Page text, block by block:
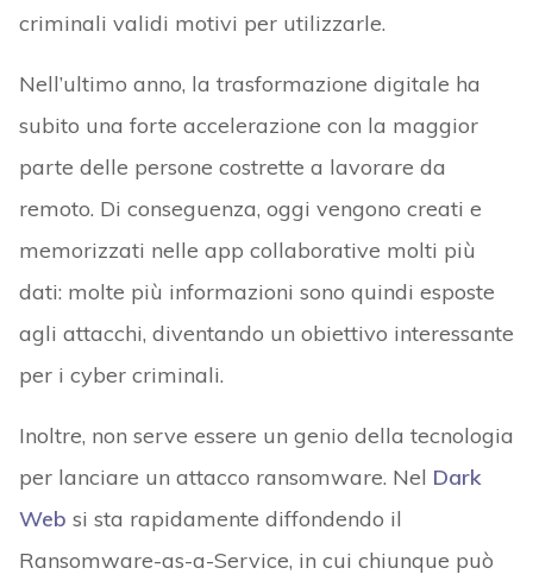
criminali validi motivi per utilizzarle.
Nell’ultimo anno, la trasformazione digitale ha
subito una forte accelerazione con la maggior
parte delle persone costrette a lavorare da
remoto. Di conseguenza, oggi vengono creati e
memorizzati nelle app collaborative molti più
dati: molte più informazioni sono quindi esposte
agli attacchi, diventando un obiettivo interessante
per i cyber criminali.
Inoltre, non serve essere un genio della tecnologia
per lanciare un attacco ransomware. Nel Dark
Web si sta rapidamente diffondendo il
Ransomware-as-a-Service, in cui chiunque può